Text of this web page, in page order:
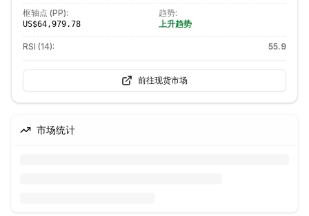
枢轴点 (PP):
US$64,979.78
趋势:
上升趋势
RSI (14): 55.9
前往现货市场
市场统计